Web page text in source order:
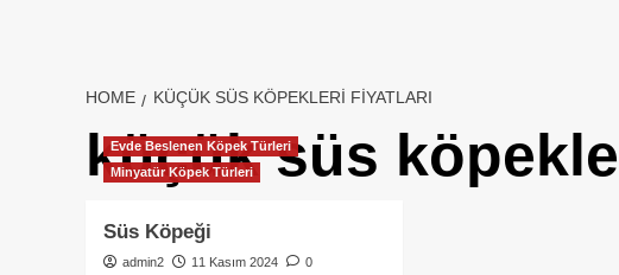
HOME KÜÇÜK SÜS KÖPEKLERI FIYATLARI
küçük süs
Evde Beslenen Köpek Türleri
Minyatür Köpek Türleri
Süs Köpeği
admin2 11 Kasım 2024 0